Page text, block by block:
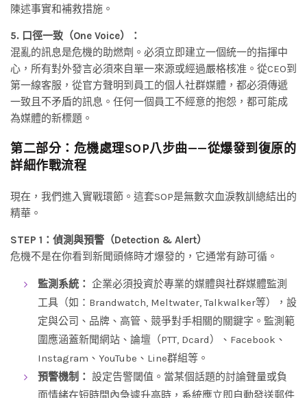
陳述事實和補救措施。
5. 口徑一致（One Voice）：
混亂的訊息是危機的助燃劑。必須立即建立一個統一的指揮中
心，所有對外發言必須來自單一來源或經過嚴格核准。從CEO到
第一線客服，從官方聲明到員工的個人社群媒體，都必須傳遞
一致且不矛盾的訊息。任何一個員工不經意的抱怨，都可能成
為媒體的新標題。
第二部分：危機處理SOP八步曲——從爆發到復原的
詳細作戰流程
現在，我們進入實戰環節。這套SOP是無數次血淚教訓總結出的
精華。
STEP 1：偵測與預警（Detection & Alert）
危機不是在你看到新聞頭條時才爆發的，它通常有跡可循。
監測系統： 企業必須投資於專業的媒體與社群媒體監測
工具（如：Brandwatch, Meltwater, Talkwalker等），設
定與公司、品牌、高管、競爭對手相關的關鍵字。監測範
圍應涵蓋新聞網站、論壇（PTT, Dcard）、Facebook、
Instagram、YouTube、Line群組等。
預警機制： 設定告警閾值。當某個話題的討論聲量或負
面情緒在短時間內急遽升高時，系統應立即自動發送郵件